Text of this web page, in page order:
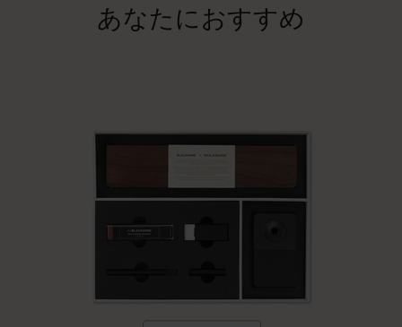
あなたにおすすめ